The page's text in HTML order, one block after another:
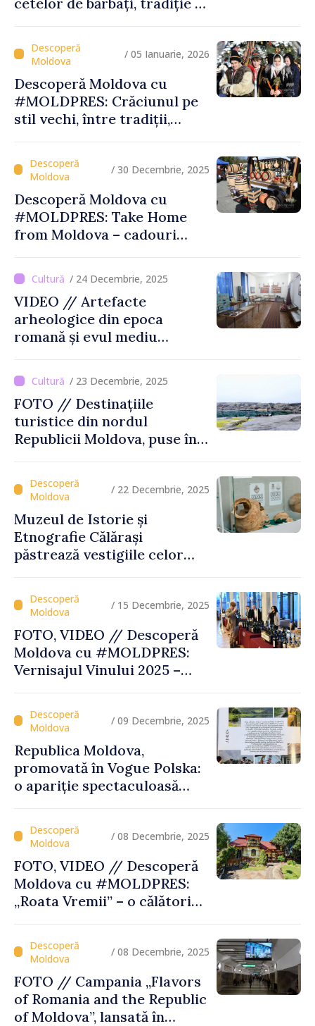
/ 05 Ianuarie, 2026
Descoperă Moldova cu
#MOLDPRES: Crăciunul pe
stil vechi, între tradiții,
/ 30 Decembrie, 2025
Descoperă Moldova cu
#MOLDPRES: Take Home
from Moldova – cadouri
Moldova
/ 24 Decembrie, 2025
VIDEO // Artefacte
arheologice din epoca
romană și evul mediu
Muzeul din Tartaul
/ 23 Decembrie, 2025
FOTO // Destinațiile
turistice din nordul
Republicii Moldova, puse în
/ 22 Decembrie, 2025
Muzeul de Istorie și
Etnografie Călărași
păstrează vestigiile celor
/ 15 Decembrie, 2025
FOTO, VIDEO // Descoperă
Moldova cu #MOLDPRES:
Vernisajul Vinului 2025 –
semnul Vinului Moldovei
/ 09 Decembrie, 2025
Republica Moldova,
promovată în Vogue Polska:
o apariție spectaculoasă
/ 08 Decembrie, 2025
FOTO, VIDEO // Descoperă
Moldova cu #MOLDPRES:
„Roata Vremii” – o călătorie
Gastronomice
/ 08 Decembrie, 2025
FOTO // Campania „Flavors
of Romania and the Republic
of Moldova”, lansată în